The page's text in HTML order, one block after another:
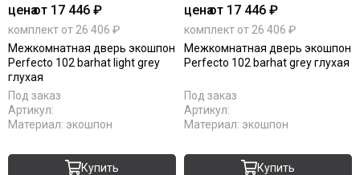
ценаот 17 446 ₽
комплект от 26 406 ₽
Межкомнатная дверь экошпон
Perfecto 102 barhat light grey
глухая
Под заказ
Артикул:
Материал: экошпон
Купить
ценаот 17 446 ₽
комплект от 26 406 ₽
Межкомнатная дверь экошпон
Perfecto 102 barhat grey глухая
Под заказ
Артикул:
Материал: экошпон
Купить